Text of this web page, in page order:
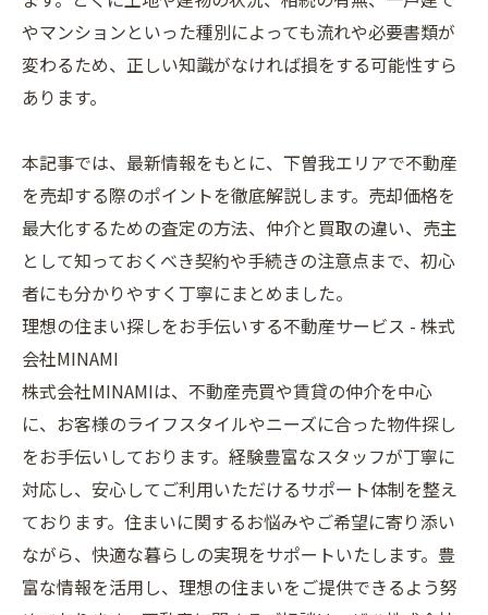
やマンションといった種別によっても流れや必要書類が
変わるため、正しい知識がなければ損をする可能性すら
あります。
本記事では、最新情報をもとに、下曽我エリアで不動産
を売却する際のポイントを徹底解説します。売却価格を
最大化するための査定の方法、仲介と買取の違い、売主
として知っておくべき契約や手続きの注意点まで、初心
者にも分かりやすく丁寧にまとめました。
理想の住まい探しをお手伝いする不動産サービス - 株式
会社MINAMI
株式会社MINAMIは、不動産売買や賃貸の仲介を中心
に、お客様のライフスタイルやニーズに合った物件探し
をお手伝いしております。経験豊富なスタッフが丁寧に
対応し、安心してご利用いただけるサポート体制を整え
ております。住まいに関するお悩みやご希望に寄り添い
ながら、快適な暮らしの実現をサポートいたします。豊
富な情報を活用し、理想の住まいをご提供できるよう努